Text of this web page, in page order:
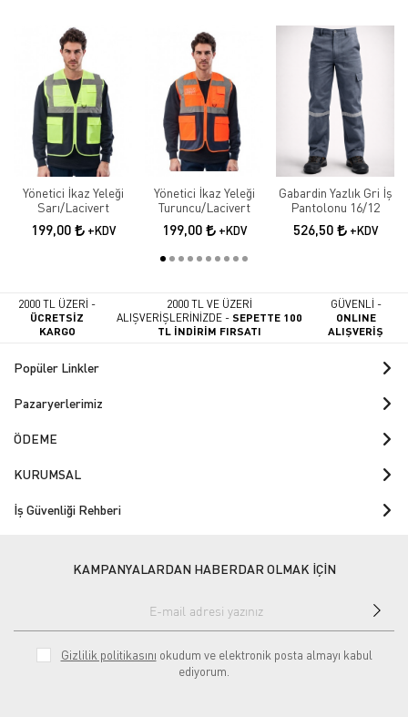
Yönetici İkaz Yeleği
Sarı/Lacivert
199,00 +KDV
Yönetici İkaz Yeleği
Turuncu/Lacivert
199,00 +KDV
Gabardin Yazlık Gri İş
Pantolonu 16/12
526,50 +KDV
2000 TL ÜZERİ -
ÜCRETSİZ
KARGO
2000 TL VE ÜZERİ
ALIŞVERİŞLERİNİZDE -SEPETTE 100
TL İNDİRİM FIRSATI
GÜVENLİ -
ONLINE
ALIŞVERİŞ
Popüler Linkler
Pazaryerlerimiz
ÖDEME
KURUMSAL
İş Güvenliği Rehberi
KAMPANYALARDAN HABERDAR OLMAK İÇİN
Gizlilik politikasını okudum ve elektronik posta almayı kabul
ediyorum.